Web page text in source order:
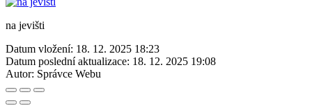
na jevišti
Datum vložení: 18. 12. 2025 18:23
Datum poslední aktualizace: 18. 12. 2025 19:08
Autor: Správce Webu